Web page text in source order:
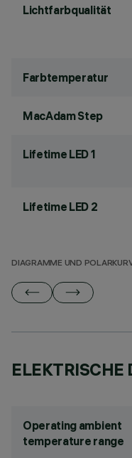
Lichtfarbqualität
Farbtemperatur
MacAdam Step
Lifetime LED 1
Lifetime LED 2
DIAGRAMME UND
ELEKTRISCHE
Operating ambient
temperature range